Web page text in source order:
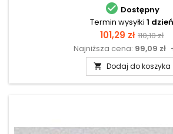
 Dostępny
Termin wysyłki 1 dzień
Cena
101,29 zł Cena
110,10 zł
Najniższa cena: 99,09 zł
 Dodaj do koszyka